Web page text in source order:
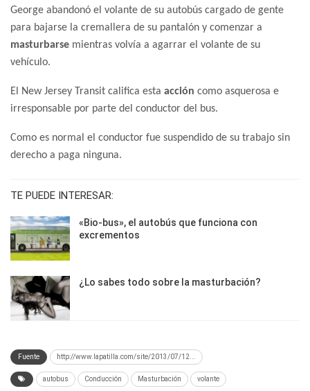
George abandonó el volante de su autobús cargado de gente
para bajarse la cremallera de su pantalón y comenzar a
masturbarse mientras volvía a agarrar el volante de su
vehículo.
El New Jersey Transit califica esta acción como asquerosa e
irresponsable por parte del conductor del bus.
Como es normal el conductor fue suspendido de su trabajo sin
derecho a paga ninguna.
TE PUEDE INTERESAR:
«Bio-bus», el autobús que funciona con
excrementos
¿Lo sabes todo sobre la masturbación?
Fuente http://www.lapatilla.com/site/2013/07/12...
autobus Conducción Masturbación volante